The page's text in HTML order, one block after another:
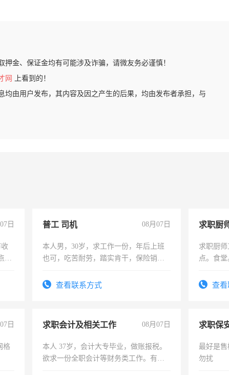
押金、保证金均有可能涉及诈骗，请微友务必谨慎！
网
上看到的！
均由用户发布，其内容及因之产生的后果，均由发布者承担，与
日 普工 司机 08月07日
本人男，30岁，求工作一份，年后上班
也可，吃苦耐劳，踏实肯干，保险销售
查看联系方式
求职厨
求职厨
点。食
查看
日
格
求职会计及相关工作 08月07日
本人 37岁，会计大专毕业，做账报税。
欲求一份全职会计等财务类工作。有会
求职保
最好是售
勿扰